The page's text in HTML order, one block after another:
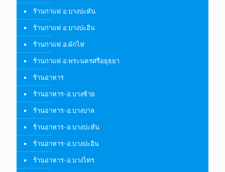
ร้านกาแฟ อ.บางปะหัน
ร้านกาแฟ อ.บางปะอิน
ร้านกาแฟ อ.ผักไห่
ร้านกาแฟ อ.พระนครศรีอยุธยา
ร้านอาหาร
ร้านอาหาร-อ.บางซ้าย
ร้านอาหาร-อ.บางบาล
ร้านอาหาร-อ.บางปะหัน
ร้านอาหาร-อ.บางปะอิน
ร้านอาหาร-อ.บางไทร